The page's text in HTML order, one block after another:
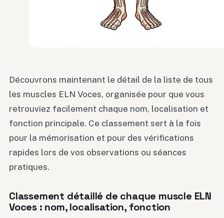
Découvrons maintenant le détail de la liste de tous
les muscles ELN Voces, organisée pour que vous
retrouviez facilement chaque nom, localisation et
fonction principale. Ce classement sert à la fois
pour la mémorisation et pour des vérifications
rapides lors de vos observations ou séances
pratiques.
Classement détaillé de chaque muscle ELN
Voces : nom, localisation, fonction